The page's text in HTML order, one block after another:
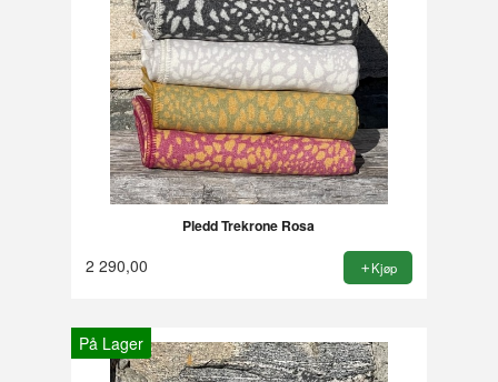
Pledd Trekrone Rosa
2 290,00 Kjøp
På Lager